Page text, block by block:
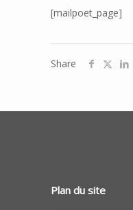
[mailpoet_page]
Share
Plan du site